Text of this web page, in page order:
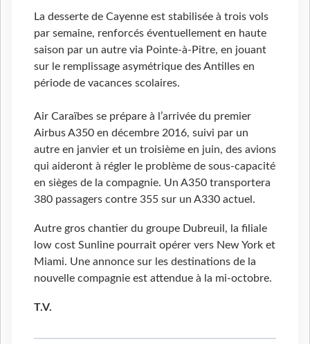
La desserte de Cayenne est stabilisée à trois vols
par semaine, renforcés éventuellement en haute
saison par un autre via Pointe-à-Pitre, en jouant
sur le remplissage asymétrique des Antilles en
période de vacances scolaires.
Air Caraïbes se prépare à l’arrivée du premier
Airbus A350 en décembre 2016, suivi par un
autre en janvier et un troisième en juin, des avions
qui aideront à régler le problème de sous-capacité
en sièges de la compagnie. Un A350 transportera
380 passagers contre 355 sur un A330 actuel.
Autre gros chantier du groupe Dubreuil, la filiale
low cost Sunline pourrait opérer vers New York et
Miami. Une annonce sur les destinations de la
nouvelle compagnie est attendue à la mi-octobre.
T.V.